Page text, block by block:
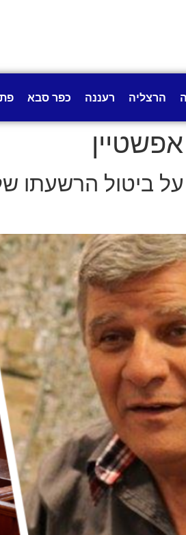
הרצליה רעננה כפר סבא
ביטול הרשעתו